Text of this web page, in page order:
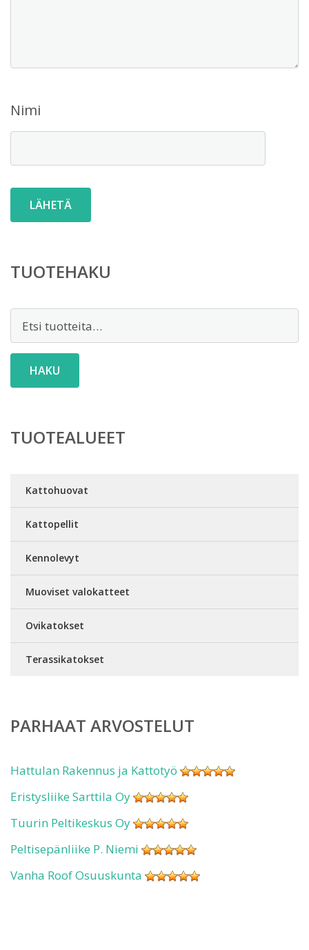
Nimi
TUOTEHAKU
HAKU
TUOTEALUEET
Kattohuovat
Kattopellit
Kennolevyt
Muoviset valokatteet
Ovikatokset
Terassikatokset
PARHAAT ARVOSTELUT
Hattulan Rakennus ja Kattotyö
Eristysliike Sarttila Oy
Tuurin Peltikeskus Oy
Peltisepänliike P. Niemi
Vanha Roof Osuuskunta